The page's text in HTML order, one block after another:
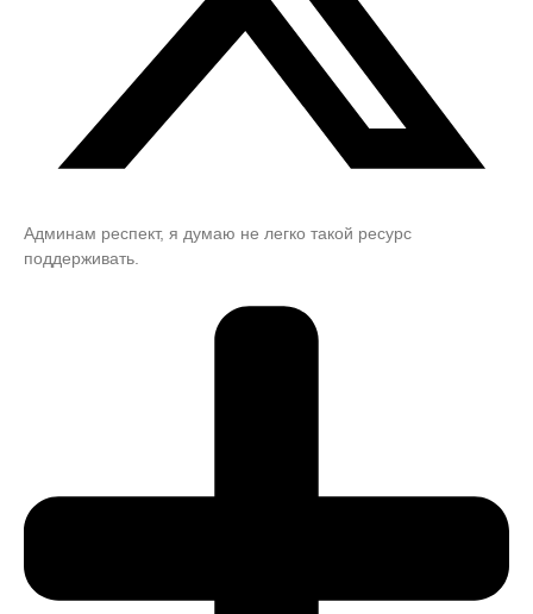
Админам респект, я думаю не легко такой ресурс
поддерживать.